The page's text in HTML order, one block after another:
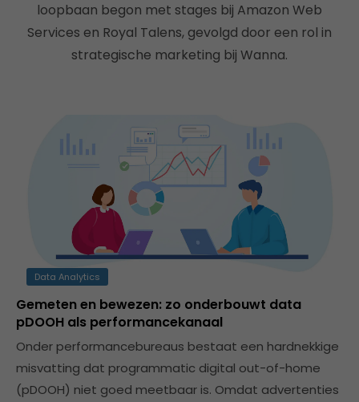
loopbaan begon met stages bij Amazon Web
Services en Royal Talens, gevolgd door een rol in
strategische marketing bij Wanna.
Data Analytics
Gemeten en bewezen: zo onderbouwt data
pDOOH als performancekanaal
Onder performancebureaus bestaat een hardnekkige
misvatting dat programmatic digital out-of-home
(pDOOH) niet goed meetbaar is. Omdat advertenties